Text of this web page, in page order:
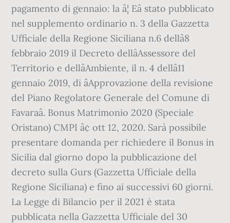
pagamento di gennaio: la â¦ Eâ stato pubblicato
nel supplemento ordinario n. 3 della Gazzetta
Ufficiale della Regione Siciliana n.6 dellâ8
febbraio 2019 il Decreto dellâAssessore del
Territorio e dellâAmbiente, il n. 4 dellâ11
gennaio 2019, di âApprovazione della revisione
del Piano Regolatore Generale del Comune di
Favaraâ. Bonus Matrimonio 2020 (Speciale
Oristano) CMPI â¢ ott 12, 2020. Sarà possibile
presentare domanda per richiedere il Bonus in
Sicilia dal giorno dopo la pubblicazione del
decreto sulla Gurs (Gazzetta Ufficiale della
Regione Siciliana) e fino ai successivi 60 giorni.
La Legge di Bilancio per il 2021 è stata
pubblicata nella Gazzetta Ufficiale del 30